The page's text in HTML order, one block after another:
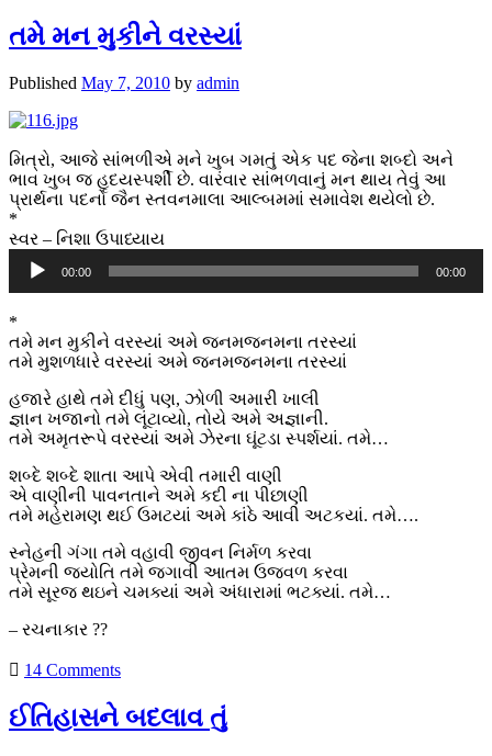
તમે મન મુકીને વરસ્યાં
Published May 7, 2010 by admin
મિત્રો, આજે સાંભળીએ મને ખુબ ગમતું એક પદ જેના શબ્દો અને
ભાવ ખુબ જ હૃદયસ્પર્શી છે. વારંવાર સાંભળવાનું મન થાય તેવું આ
પ્રાર્થના પદનો જૈન સ્તવનમાલા આલ્બમમાં સમાવેશ થયેલો છે.
*
સ્વર – નિશા ઉપાધ્યાય
Audio
Player
00:00 00:00
*
તમે મન મુકીને વરસ્યાં અમે જનમજનમના તરસ્યાં
તમે મુશળધારે વરસ્યાં અમે જનમજનમના તરસ્યાં
હજારે હાથે તમે દીધું પણ, ઝોળી અમારી ખાલી
જ્ઞાન ખજાનો તમે લૂંટાવ્યો, તોયે અમે અજ્ઞાની.
તમે અમૃતરૂપે વરસ્યાં અમે ઝેરના ઘૂંટડા સ્પર્શયાં. તમે…
શબ્દે શબ્દે શાતા આપે એવી તમારી વાણી
એ વાણીની પાવનતાને અમે કદી ના પીછાણી
તમે મહેરામણ થઈ ઉમટયાં અમે કાંઠે આવી અટકયાં. તમે….
સ્નેહની ગંગા તમે વહાવી જીવન નિર્મળ કરવા
પ્રેમની જ્યોતિ તમે જગાવી આતમ ઉજવળ કરવા
તમે સૂરજ થઇને ચમક્યાં અમે અંધારામાં ભટક્યાં. તમે…
– રચનાકાર ??
14 Comments
ઈતિહાસને બદલાવ તું